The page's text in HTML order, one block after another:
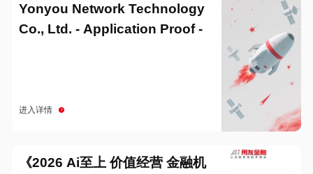
Yonyou Network Technology
Co., Ltd. - Application Proof -
进入详情
《2026 Ai至上 价值经营 金融机